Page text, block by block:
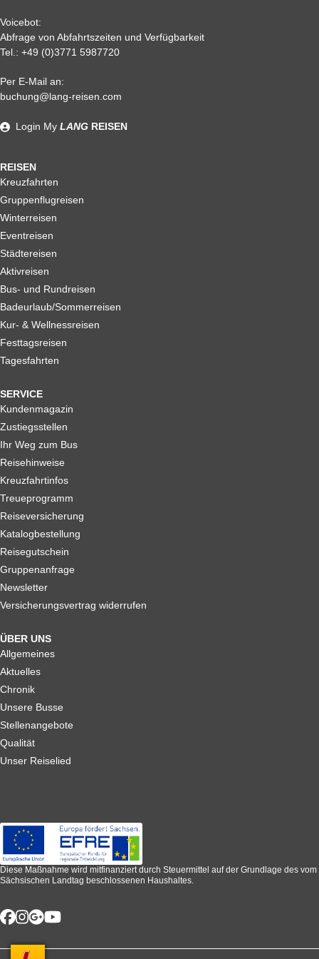
Alle weiteren Stronierungsbedingungen entnehmen Sie bitte
unseren AGB. Wir empfehlen Ihnen den Abschluss einer
Reiserücktrittskostenversicherung
Voicebot:
Abfrage von Abfahrtszeiten und Verfügbarkeit
Tel.: +49 (0)3771 5987720
Per E-Mail an:
buchung@lang-reisen.com
REISEN
Kreuzfahrten
Gruppenflugreisen
Winterreisen
Eventreisen
Städtereisen
Aktivreisen
Bus- und Rundreisen
Badeurlaub/Sommerreisen
Kur- & Wellnessreisen
Festtagsreisen
Tagesfahrten
SERVICE
Kundenmagazin
Zustiegsstellen
Ihr Weg zum Bus
Reisehinweise
Kreuzfahrtinfos
Treueprogramm
Reiseversicherung
Katalogbestellung
Reisegutschein
Gruppenanfrage
Newsletter
Versicherungsvertrag widerrufen
ÜBER UNS
Allgemeines
Aktuelles
Chronik
Unsere Busse
Stellenangebote
Qualität
Unser Reiselied
Login My LANG REISEN
Diese Maßnahme wird mitfinanziert durch Steuermittel auf der Grundlage des vom
Sächsischen Landtag beschlossenen Haushaltes.